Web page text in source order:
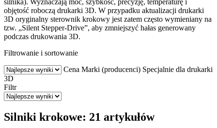
objętość roboczą drukarki 3D. W przypadku aktualizacji drukarki
3D oryginalny sterownik krokowy jest zatem często wymieniany na
tzw. „Silent Stepper-Drive”, aby zmniejszyć hałas generowany
podczas drukowania 3D.
Filtrowanie i sortowanie
Cena Marki (producenci) Specjalnie dla drukarki
3D
Filtr
Silniki krokowe: 21 artykułów